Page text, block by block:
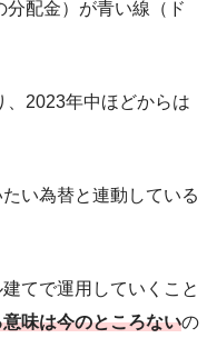
配金）が青い線（ド
2023年中ほどからは
い為替と連動している
てで運用していくこと
味は今のところないの